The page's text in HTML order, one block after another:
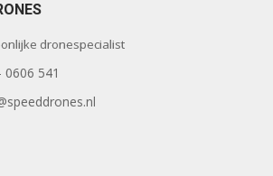
dronespecialist
0606 541